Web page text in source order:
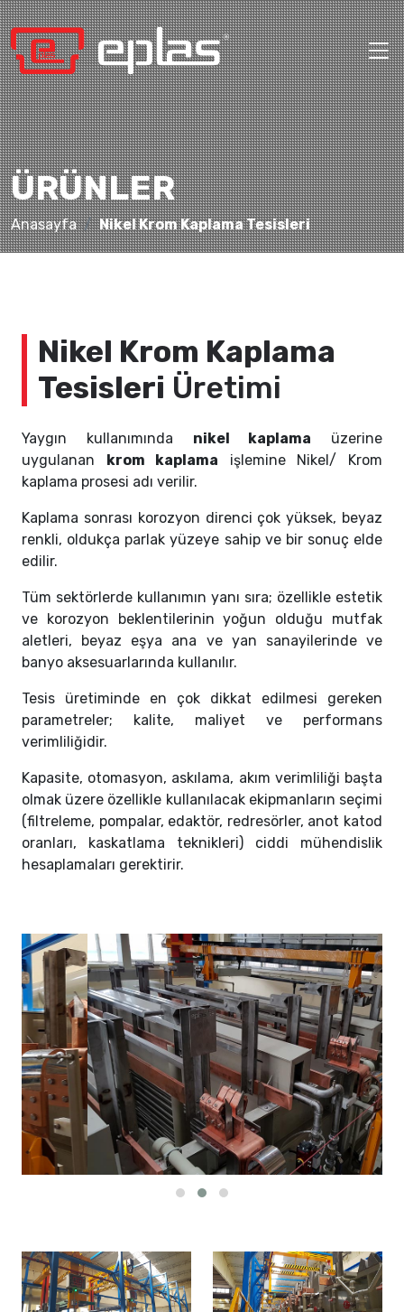
ÜRÜNLER
Anasayfa Nikel Krom Kaplama Tesisleri
Nikel Krom Kaplama
Tesisleri Üretimi
Yaygın kullanımında nikel kaplama üzerine
uygulanan krom kaplama işlemine Nikel/ Krom
kaplama prosesi adı verilir.
Kaplama sonrası korozyon direnci çok yüksek, beyaz
renkli, oldukça parlak yüzeye sahip ve bir sonuç elde
edilir.
Tüm sektörlerde kullanımın yanı sıra; özellikle estetik
ve korozyon beklentilerinin yoğun olduğu mutfak
aletleri, beyaz eşya ana ve yan sanayilerinde ve
banyo aksesuarlarında kullanılır.
Tesis üretiminde en çok dikkat edilmesi gereken
parametreler; kalite, maliyet ve performans
verimliliğidir.
Kapasite, otomasyon, askılama, akım verimliliği başta
olmak üzere özellikle kullanılacak ekipmanların seçimi
(filtreleme, pompalar, edaktör, redresörler, anot katod
oranları, kaskatlama teknikleri) ciddi mühendislik
hesaplamaları gerektirir.